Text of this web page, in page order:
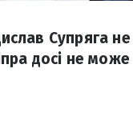
Супряга
досі не